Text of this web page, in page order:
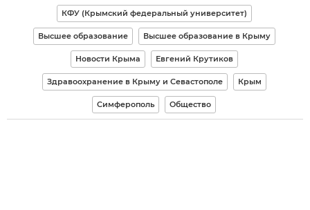
КФУ (Крымский федеральный университет)
Высшее образование Высшее образование в Крыму
Новости Крыма Евгений Крутиков
Здравоохранение в Крыму и Севастополе Крым
Симферополь Общество